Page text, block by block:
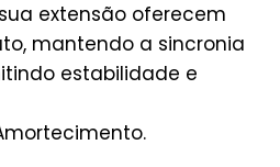
extensão oferecem
mantendo a sincronia
estabilidade e